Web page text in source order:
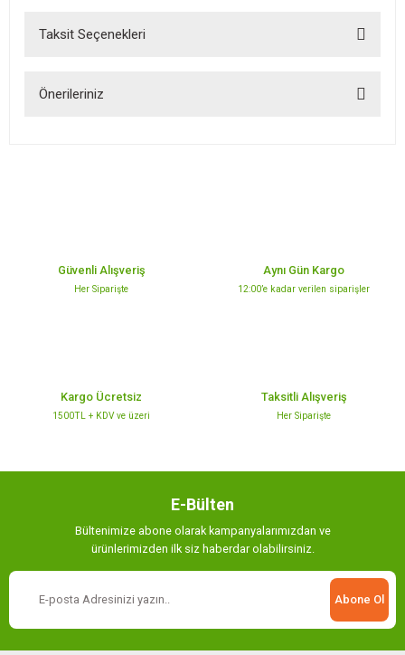
Taksit Seçenekleri
Önerileriniz
Ürün bilgilerinde hatalar bulunuyor.
Güvenli Alışveriş
Her Siparişte
Aynı Gün Kargo
12:00’e kadar verilen siparişler
Kargo Ücretsiz
1500TL + KDV ve üzeri
Taksitli Alışveriş
Her Siparişte
E-Bülten
Bültenimize abone olarak kampanyalarımızdan ve
ürünlerimizden ilk siz haberdar olabilirsiniz.
Abone Ol